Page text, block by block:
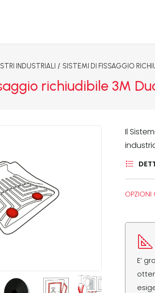
INDUSTRIALI / SISTEMI DI FISSAGGIO
richiudibile 3M
Il
OPZIONI
E’